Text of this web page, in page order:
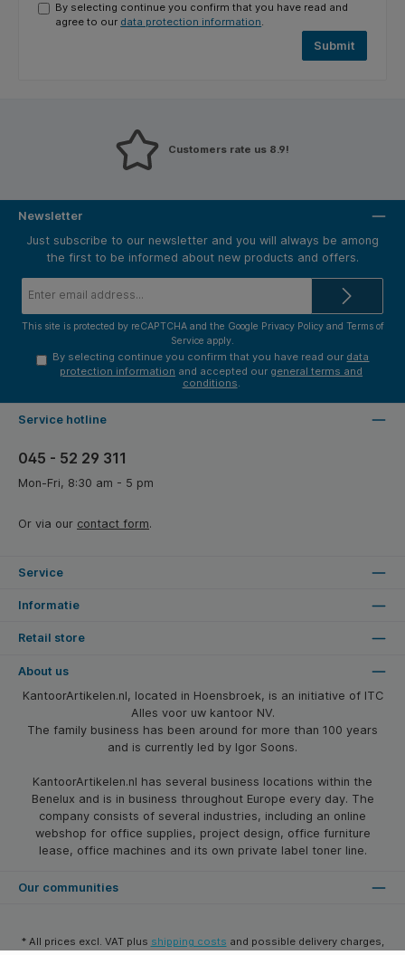
By selecting continue you confirm that you have read and
agree to our data protection information.
Submit
Customers rate us 8.9!
Newsletter
Just subscribe to our newsletter and you will always be among
the first to be informed about new products and offers.
This site is protected by reCAPTCHA and the Google Privacy Policyand Terms of
Service apply.
By selecting continue you confirm that you have read our data
protection information and accepted our general terms and
conditions.
Service hotline
045 - 52 29 311
Mon-Fri, 8:30 am - 5 pm
Or via our contact form.
Service
Informatie
Retail store
About us
KantoorArtikelen.nl, located in Hoensbroek, is an initiative of ITC
Alles voor uw kantoor NV.
The family business has been around for more than 100 years
and is currently led by Igor Soons.
KantoorArtikelen.nl has several business locations within the
Benelux and is in business throughout Europe every day. The
company consists of several industries, including an online
webshop for office supplies, project design, office furniture
lease, office machines and its own private label toner line.
Our communities
* All prices excl. VAT plus shipping costs and possible delivery charges,